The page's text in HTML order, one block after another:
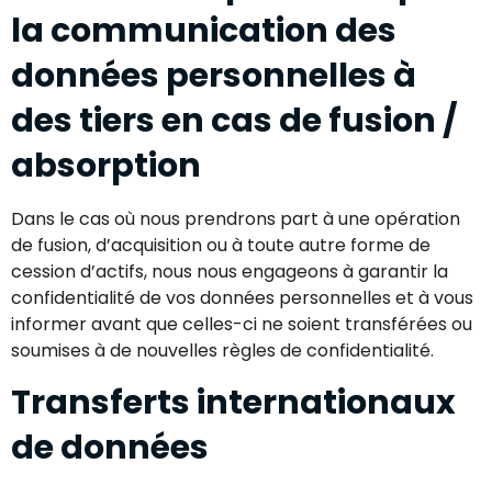
la communication des
données personnelles à
des tiers en cas de fusion /
absorption
Dans le cas où nous prendrons part à une opération
de fusion, d’acquisition ou à toute autre forme de
cession d’actifs, nous nous engageons à garantir la
confidentialité de vos données personnelles et à vous
informer avant que celles-ci ne soient transférées ou
soumises à de nouvelles règles de confidentialité.
Transferts internationaux
de données